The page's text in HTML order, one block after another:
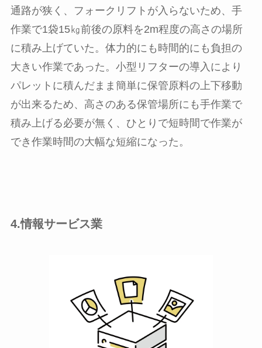
通路が狭く、フォークリフトが入らないため、手
作業で1袋15㎏前後の原料を2m程度の高さの場所
に積み上げていた。体力的にも時間的にも負担の
大きい作業であった。小型リフターの導入により
パレットに積んだまま簡単に保管原料の上下移動
が出来るため、高さのある保管場所にも手作業で
積み上げる必要が無く、ひとりで短時間で作業が
でき作業時間の大幅な短縮になった。
4.情報サービス業